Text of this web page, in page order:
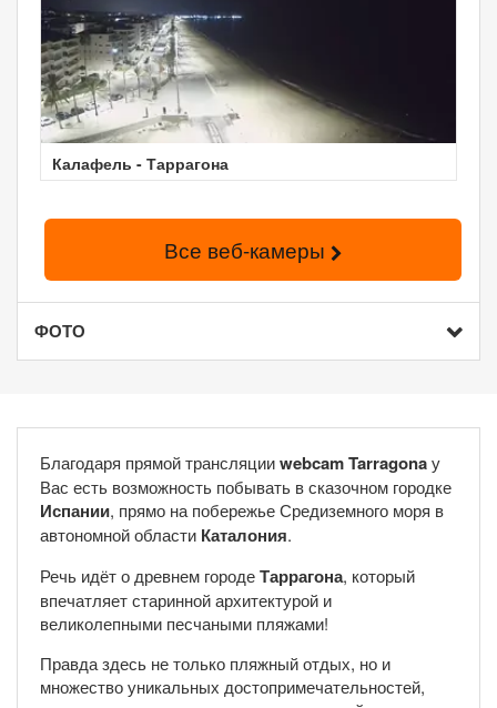
Калафель - Таррагона
Все веб-камеры
ФОТО
Благодаря прямой трансляцииwebcam Tarragonaу
Вас есть возможность побывать в сказочном городке
Испании, прямо на побережье Средиземного моря в
автономной области Каталония.
Речь идёт о древнем городеТаррагона, который
впечатляет старинной архитектурой и
великолепными песчаными пляжами!
Правда здесь не только пляжный отдых, но и
множество уникальных достопримечательностей,